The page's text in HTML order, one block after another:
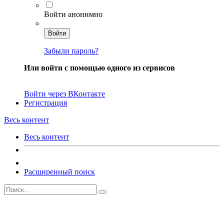
Войти анонимно
Войти
Забыли пароль?
Или войти с помощью одного из сервисов
Войти через ВКонтакте
Регистрация
Весь контент
Весь контент
Расширенный поиск